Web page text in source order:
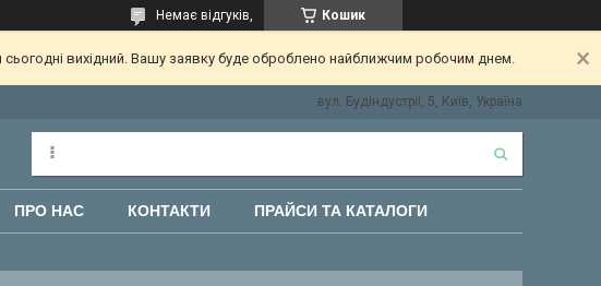
Кошик
Немає відгуків,
вихідний. Вашу заявку буде оброблено найближчим робочим днем.
вул. Будіндустрії, 5, Київ, Україна
ПРО НАС КОНТАКТИ ПРАЙСИ ТА КАТАЛОГИ